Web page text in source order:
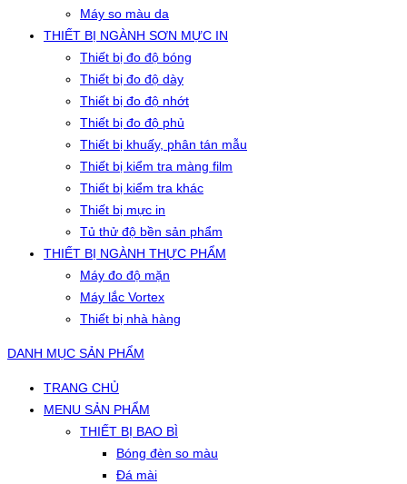
Máy so màu da
THIẾT BỊ NGÀNH SƠN MỰC IN
Thiết bị đo độ bóng
Thiết bị đo độ dày
Thiết bị đo độ nhớt
Thiết bị đo độ phủ
Thiết bị khuấy, phân tán mẫu
Thiết bị kiểm tra màng film
Thiết bị kiểm tra khác
Thiết bị mực in
Tủ thử độ bền sản phẩm
THIẾT BỊ NGÀNH THỰC PHẨM
Máy đo độ mặn
Máy lắc Vortex
Thiết bị nhà hàng
DANH MỤC SẢN PHẨM
TRANG CHỦ
MENU SẢN PHẨM
THIẾT BỊ BAO BÌ
Bóng đèn so màu
Đá mài